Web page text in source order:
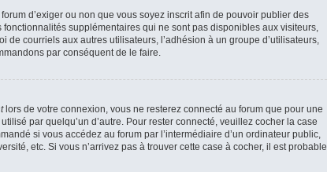
d’exiger ou non que vous soyez inscrit afin de pouvoir publier des
supplémentaires qui ne sont pas disponibles aux visiteurs,
de courriels aux autres utilisateurs, l’adhésion à un groupe d’utilisateurs,
par conséquent de le faire.
lors de votre connexion, vous ne resterez connecté au forum que pour une
par quelqu’un d’autre. Pour rester connecté, veuillez cocher la case
si vous accédez au forum par l’intermédiaire d’un ordinateur public,
etc. Si vous n’arrivez pas à trouver cette case à cocher, il est probable